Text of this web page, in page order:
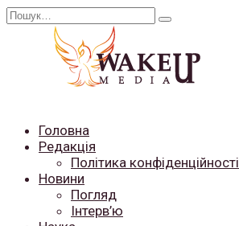
Перейти
Search
Головна
Редакція
Політика конфіденційності
Новини
Погляд
Інтерв’ю